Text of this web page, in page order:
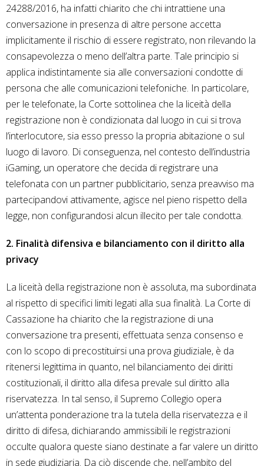
24288/2016, ha infatti chiarito che chi intrattiene una
conversazione in presenza di altre persone accetta
implicitamente il rischio di essere registrato, non rilevando la
consapevolezza o meno dell’altra parte. Tale principio si
applica indistintamente sia alle conversazioni condotte di
persona che alle comunicazioni telefoniche. In particolare,
per le telefonate, la Corte sottolinea che la liceità della
registrazione non è condizionata dal luogo in cui si trova
l’interlocutore, sia esso presso la propria abitazione o sul
luogo di lavoro. Di conseguenza, nel contesto dell’industria
iGaming, un operatore che decida di registrare una
telefonata con un partner pubblicitario, senza preavviso ma
partecipandovi attivamente, agisce nel pieno rispetto della
legge, non configurandosi alcun illecito per tale condotta.
2. Finalità difensiva e bilanciamento con il diritto alla
privacy
La liceità della registrazione non è assoluta, ma subordinata
al rispetto di specifici limiti legati alla sua finalità. La Corte di
Cassazione ha chiarito che la registrazione di una
conversazione tra presenti, effettuata senza consenso e
con lo scopo di precostituirsi una prova giudiziale, è da
ritenersi legittima in quanto, nel bilanciamento dei diritti
costituzionali, il diritto alla difesa prevale sul diritto alla
riservatezza. In tal senso, il Supremo Collegio opera
un’attenta ponderazione tra la tutela della riservatezza e il
diritto di difesa, dichiarando ammissibili le registrazioni
occulte qualora queste siano destinate a far valere un diritto
in sede giudiziaria. Da ciò discende che, nell’ambito del